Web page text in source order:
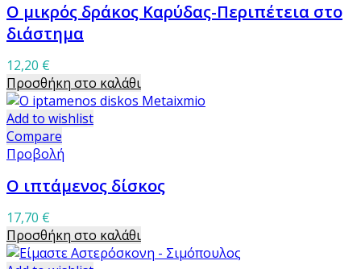
Ο μικρός δράκος Καρύδας-Περιπέτεια στο
διάστημα
12,20 €
Προσθήκη στο καλάθι
Add to wishlist
Compare
Προβολή
Ο ιπτάμενος δίσκος
17,70 €
Προσθήκη στο καλάθι